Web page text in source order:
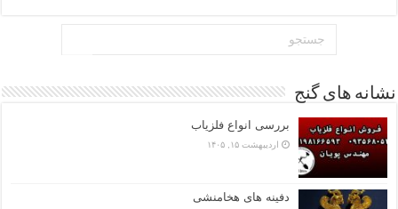
نشانه های گنج
بررسی انواع فلزیاب
اردیبهشت ۱۵, ۱۴۰۵
دفینه های هخامنشی